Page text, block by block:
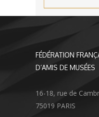
FÉDÉRATION
D’AMIS DE MUSÉES
16-18, rue de
75019 PARIS